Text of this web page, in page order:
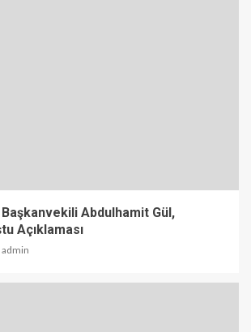
Abdulhamit Gül,
Açıklaması
admin